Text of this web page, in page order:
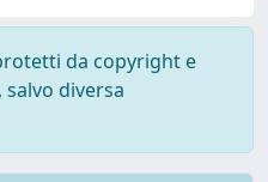
da copyright e
diversa